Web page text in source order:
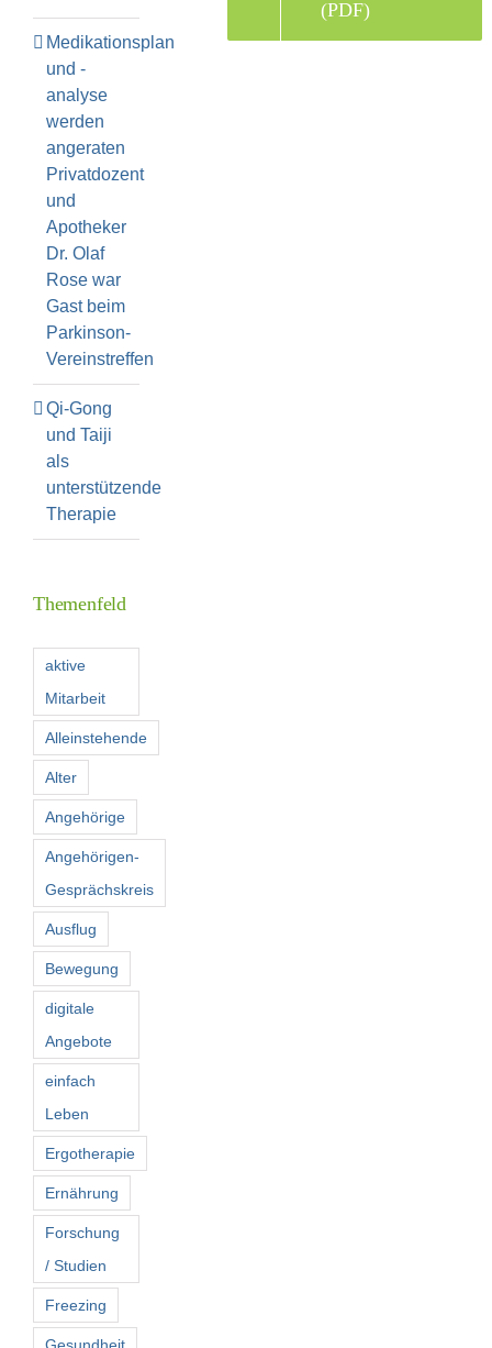
(PDF)
Medikationsplan
und -
analyse
werden
angeraten
Privatdozent
und
Apotheker
Dr. Olaf
Rose war
Gast beim
Parkinson-
Vereinstreffen
Qi-Gong
und Taiji
als
unterstützende
Therapie
Themenfeld
aktive
Mitarbeit
Alleinstehende
Alter
Angehörige
Angehörigen-
Gesprächskreis
Ausflug
Bewegung
digitale
Angebote
einfach
Leben
Ergotherapie
Ernährung
Forschung
/ Studien
Freezing
Gesundheit